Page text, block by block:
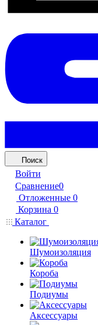
Поиск
Войти
Сравнение0
Отложенные 0
Корзина 0
Каталог
Шумоизоляция
Короба
Подиумы
Аксессуары